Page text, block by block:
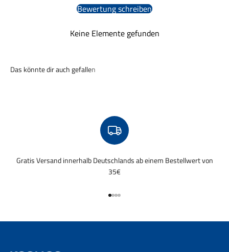
Bewertung schreiben
Keine Elemente gefunden
Gratis Versand innerhalb Deutschlands ab einem Bestellwert von
35€
Gehe zu Element 1
Gehe zu Element 2
Gehe zu Element 3
Gehe zu Element 4